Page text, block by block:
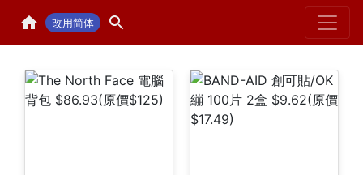
改用简体 Home